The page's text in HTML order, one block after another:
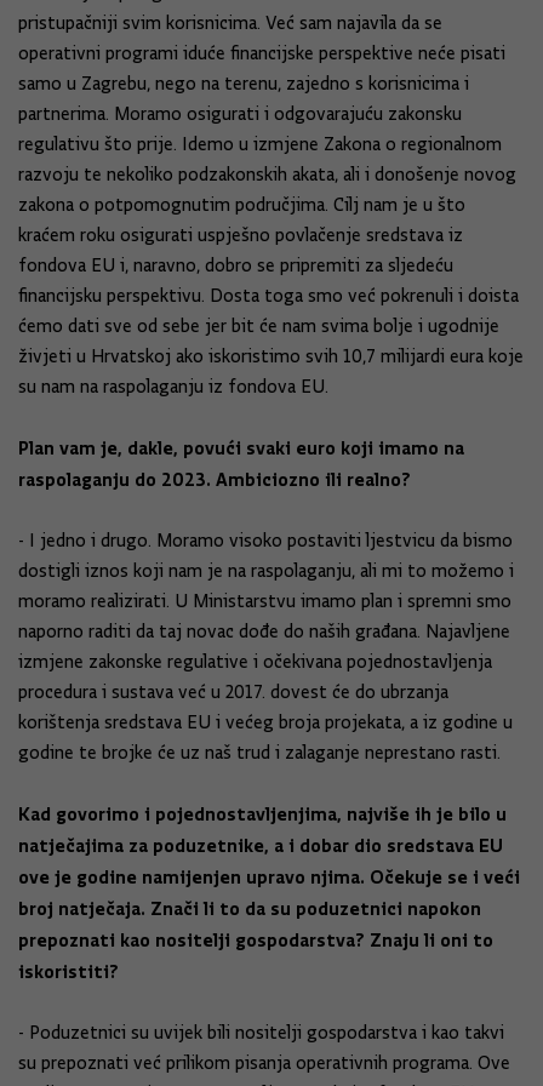
pristupačniji svim korisnicima. Već sam najavila da se
operativni programi iduće financijske perspektive neće pisati
samo u Zagrebu, nego na terenu, zajedno s korisnicima i
partnerima. Moramo osigurati i odgovarajuću zakonsku
regulativu što prije. Idemo u izmjene Zakona o regionalnom
razvoju te nekoliko podzakonskih akata, ali i donošenje novog
zakona o potpomognutim područjima. Cilj nam je u što
kraćem roku osigurati uspješno povlačenje sredstava iz
fondova EU i, naravno, dobro se pripremiti za sljedeću
financijsku perspektivu. Dosta toga smo već pokrenuli i doista
ćemo dati sve od sebe jer bit će nam svima bolje i ugodnije
živjeti u Hrvatskoj ako iskoristimo svih 10,7 milijardi eura koje
su nam na raspolaganju iz fondova EU.
Plan vam je, dakle, povući svaki euro koji imamo na
raspolaganju do 2023. Ambiciozno ili realno?
- I jedno i drugo. Moramo visoko postaviti ljestvicu da bismo
dostigli iznos koji nam je na raspolaganju, ali mi to možemo i
moramo realizirati. U Ministarstvu imamo plan i spremni smo
naporno raditi da taj novac dođe do naših građana. Najavljene
izmjene zakonske regulative i očekivana pojednostavljenja
procedura i sustava već u 2017. dovest će do ubrzanja
korištenja sredstava EU i većeg broja projekata, a iz godine u
godine te brojke će uz naš trud i zalaganje neprestano rasti.
Kad govorimo i pojednostavljenjima, najviše ih je bilo u
natječajima za poduzetnike, a i dobar dio sredstava EU
ove je godine namijenjen upravo njima. Očekuje se i veći
broj natječaja. Znači li to da su poduzetnici napokon
prepoznati kao nositelji gospodarstva? Znaju li oni to
iskoristiti?
- Poduzetnici su uvijek bili nositelji gospodarstva i kao takvi
su prepoznati već prilikom pisanja operativnih programa. Ove